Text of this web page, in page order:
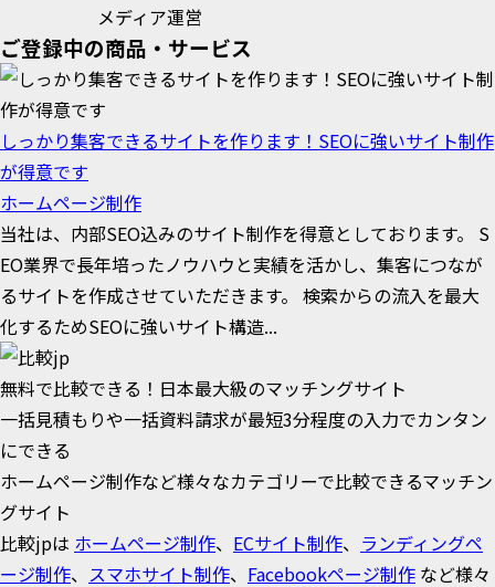
メディア運営
ご登録中の商品・サービス
しっかり集客できるサイトを作ります！SEOに強いサイト制作
が得意です
ホームページ制作
当社は、内部SEO込みのサイト制作を得意としております。 S
EO業界で長年培ったノウハウと実績を活かし、集客につなが
るサイトを作成させていただきます。 検索からの流入を最大
化するためSEOに強いサイト構造...
無料で比較できる！日本最大級のマッチングサイト
一括見積もりや一括資料請求が最短3分程度の入力でカンタン
にできる
ホームページ制作など様々なカテゴリーで比較できるマッチン
グサイト
比較jpは ホームページ制作、 ECサイト制作、 ランディングペ
ージ制作、 スマホサイト制作、 Facebookページ制作 など様々